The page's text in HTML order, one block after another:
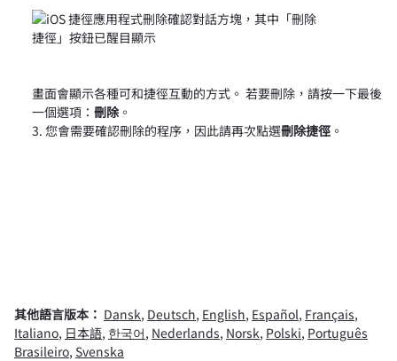
畫面會顯示各種可和捷徑互動的方式。 若要刪除，請按一下最後
一個選項： 刪除。
您會需要確認刪除的程序，因此請再次點選刪除捷徑 。
其他語言版本： Dansk, Deutsch, English, Español, Français,
Italiano, 日本語, 한국어, Nederlands, Norsk, Polski, Português
Brasileiro, Svenska